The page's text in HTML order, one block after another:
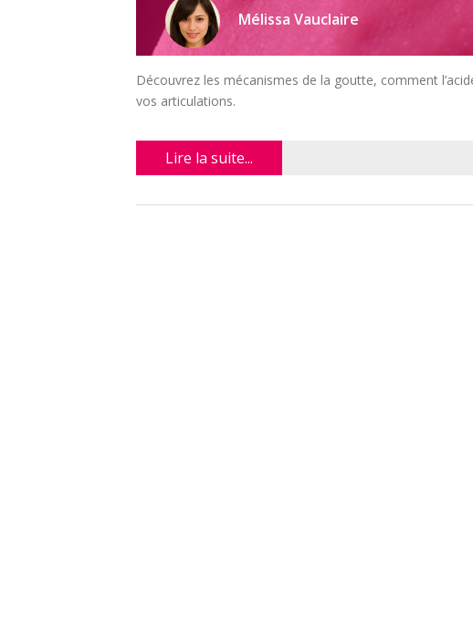
Mélissa Vauclaire
Découvrez les mécanismes de la goutte, comment
vos articulations.
Lire la suite...